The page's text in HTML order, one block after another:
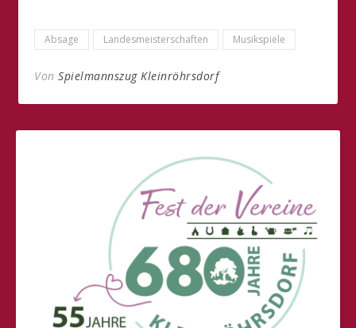
Absage Landesmeisterschaften Musikspiele
Von Spielmannszug Kleinröhrsdorf